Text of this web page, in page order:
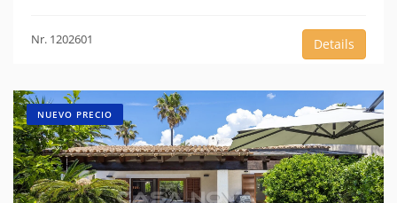
Nr. 1202601 Details
NUEVO PRECIO